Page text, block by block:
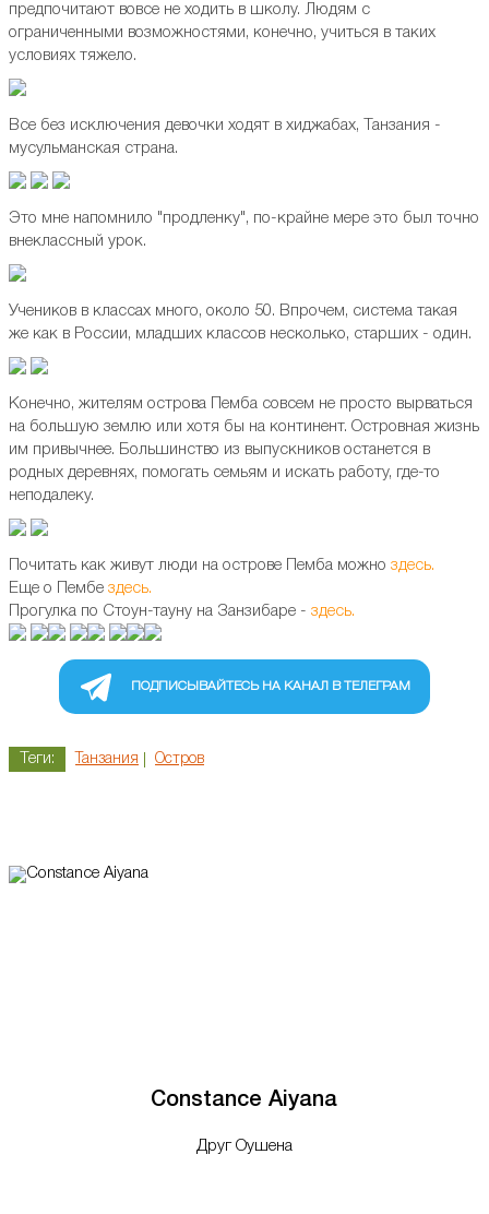
предпочитают вовсе не ходить в школу. Людям с
ограниченными возможностями, конечно, учиться в таких
условиях тяжело.
Все без исключения девочки ходят в хиджабах, Танзания -
мусульманская страна.
Это мне напомнило "продленку", по-крайне мере это был точно
внеклассный урок.
Учеников в классах много, около 50. Впрочем, система такая
же как в России, младших классов несколько, старших - один.
Конечно, жителям острова Пемба совсем не просто вырваться
на большую землю или хотя бы на континент. Островная жизнь
им привычнее. Большинство из выпускников останется в
родных деревнях, помогать семьям и искать работу, где-то
неподалеку.
Почитать как живут люди на острове Пемба можно здесь.
Еще о Пембе здесь.
Прогулка по Стоун-тауну на Занзибаре - здесь.
ПОДПИСЫВАЙТЕСЬ НА КАНАЛ В ТЕЛЕГРАМ
Теги: Танзания Остров
Constance Aiyana
Друг Оушена